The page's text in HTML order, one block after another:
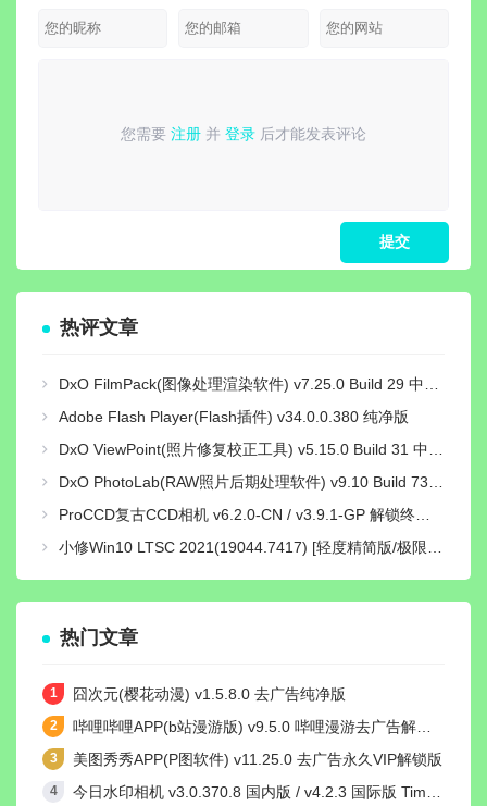
您需要 注册 并 登录 后才能发表评论
请登录或 注册后再发表评论！
热评文章
DxO FilmPack(图像处理渲染软件) v7.25.0 Build 29 中文绿色激活版
Adobe Flash Player(Flash插件) v34.0.0.380 纯净版
DxO ViewPoint(照片修复校正工具) v5.15.0 Build 31 中文绿色便携版
DxO PhotoLab(RAW照片后期处理软件) v9.10 Build 736 中文激活版
ProCCD复古CCD相机 v6.2.0-CN / v3.9.1-GP 解锁终身pro会员版
小修Win10 LTSC 2021(19044.7417) [轻度精简版/极限精简版]
热门文章
囧次元(樱花动漫) v1.5.8.0 去广告纯净版
哔哩哔哩APP(b站漫游版) v9.5.0 哔哩漫游去广告解除版权受限
美图秀秀APP(P图软件) v11.25.0 去广告永久VIP解锁版
今日水印相机 v3.0.370.8 国内版 / v4.2.3 国际版 Timemark高级VIP会员解锁版